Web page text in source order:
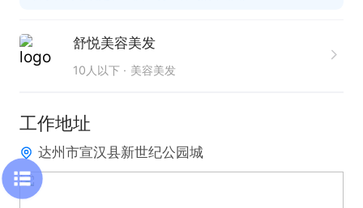
舒悦美容美发
10人以下 美容美发
工作地址
达州市宣汉县新世纪公园城